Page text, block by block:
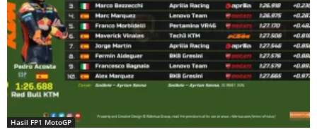
Hasil FP1 MotoGP